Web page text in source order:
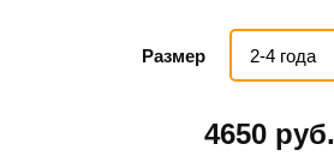
Размер 2-4 года
4650 руб.